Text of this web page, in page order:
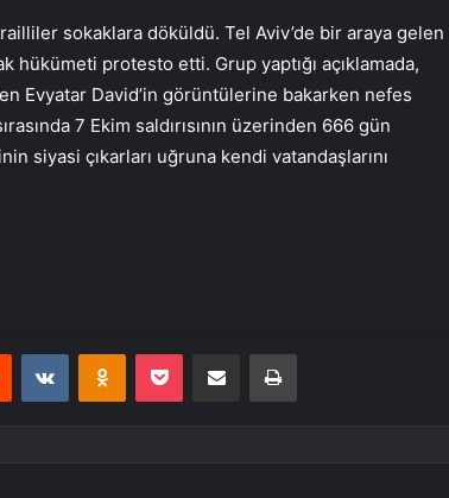
sokaklara döküldü. Tel Aviv’de bir araya gelen
hükümeti protesto etti. Grup yaptığı açıklamada,
Evyatar David’in görüntülerine bakarken nefes
7 Ekim saldırısının üzerinden 666 gün
siyasi çıkarları uğruna kendi vatandaşlarını
Reddit VKontakteOdnoklassniki
Pocket E-Posta ile paylaş Yazdır